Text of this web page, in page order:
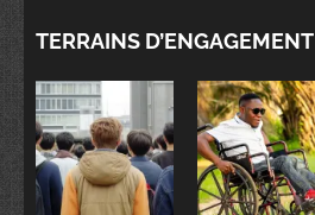
TERRAINS D’ENGAGEMENT